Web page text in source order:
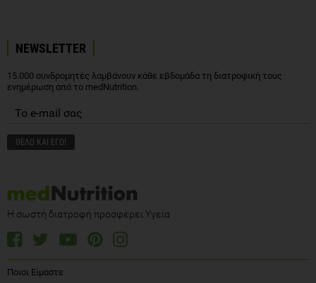
NEWSLETTER
15.000 συνδρομητές λαμβάνουν κάθε εβδομάδα τη διατροφική τους
ενημέρωση από το medNutrition.
Η σωστή διατροφή προσφέρει Υγεία
Ποιοι Είμαστε